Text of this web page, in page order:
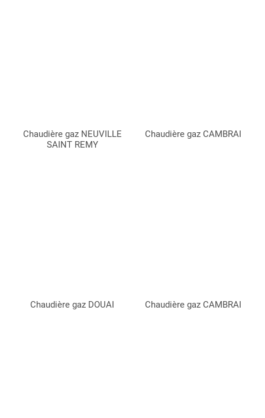
Chaudière gaz NEUVILLE
SAINT REMY
Chaudière gaz CAMBRAI
Chaudière gaz DOUAI Chaudière gaz CAMBRAI